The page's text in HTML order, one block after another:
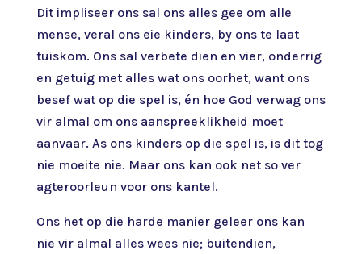
Dit impliseer ons sal ons alles gee om alle
mense, veral ons eie kinders, by ons te laat
tuiskom. Ons sal verbete dien en vier, onderrig
en getuig met alles wat ons oorhet, want ons
besef wat op die spel is, én hoe God verwag ons
vir almal om ons aanspreeklikheid moet
aanvaar. As ons kinders op die spel is, is dit tog
nie moeite nie. Maar ons kan ook net so ver
agteroorleun voor ons kantel.
Ons het op die harde manier geleer ons kan
nie vir almal alles wees nie; buitendien,